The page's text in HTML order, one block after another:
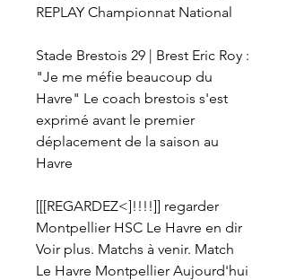
REPLAY Championnat National
Stade Brestois 29 | Brest Eric Roy :
"Je me méfie beaucoup du
Havre" Le coach brestois s'est
exprimé avant le premier
déplacement de la saison au
Havre
[[[REGARDEZ<]!!!!]] regarder
Montpellier HSC Le Havre en dir
Voir plus. Matchs à venir. Match
Le Havre Montpellier Aujourd'hui